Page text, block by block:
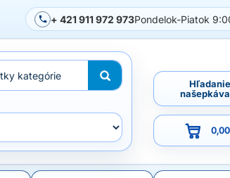
+ 421 911 972 973Pondelok-Piatok